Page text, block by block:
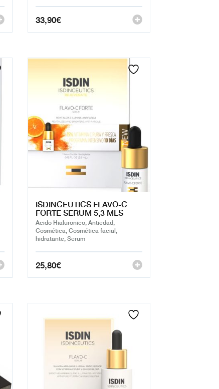
33,90€
ISDINCEUTICS FLAVO-C
FORTE SERUM 5,3 MLS
Acido Hialuronico, Antiedad,
Cosmética, Cosmética facial,
hidratante, Serum
25,80€